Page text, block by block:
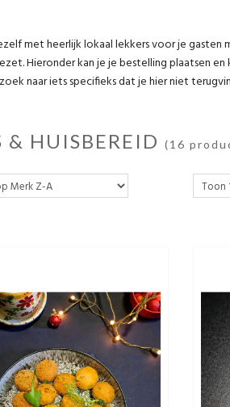
met heerlijk lokaal lekkers voor je gasten
Hieronder kan je je bestelling plaatsen
naar iets specifieks dat je hier niet
& HUISBEREID (16